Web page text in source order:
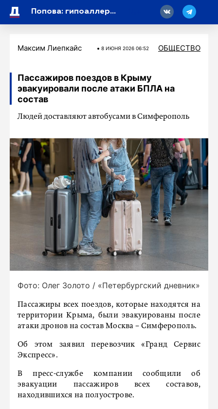
Попова: гипоаллергенное меню появится в школах к началу учебного года
Максим Лиепкайс 8 ИЮНЯ 2026 06:52 ОБЩЕСТВО
Пассажиров поездов в Крыму
эвакуировали после атаки БПЛА на
состав
Людей доставляют автобусами в Симферополь
Фото: Олег Золото / «Петербургский дневник»
Пассажиры всех поездов, которые находятся на
территории Крыма, были эвакуированы после
атаки дронов на состав Москва − Симферополь.
Об этом заявил перевозчик «Гранд Сервис
Экспресс».
В пресс-службе компании сообщили об
эвакуации пассажиров всех составов,
находившихся на полуострове.